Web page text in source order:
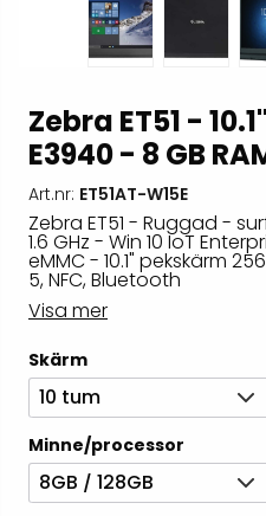
Zebra ET51 -
E3940 - 8 GB
Art.nr: ET51AT-W15E
Zebra ET51 - Ruggad -
1.6 GHz - Win 10 IoT
eMMC - 10.1" pekskärm
5, NFC, Bluetooth
Visa mer
Skärm
10 tum
Minne/processor
8GB / 128GB